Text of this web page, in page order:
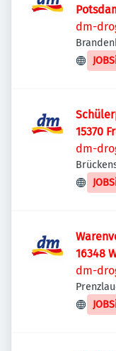
dm-
15370
dm-
16348
dm-